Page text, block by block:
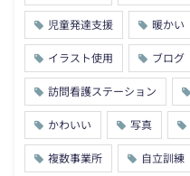
児童発達支援 暖かい
イラスト使用 ブログ
訪問看護ステーション
かわいい 写真
複数事業所 自立訓練